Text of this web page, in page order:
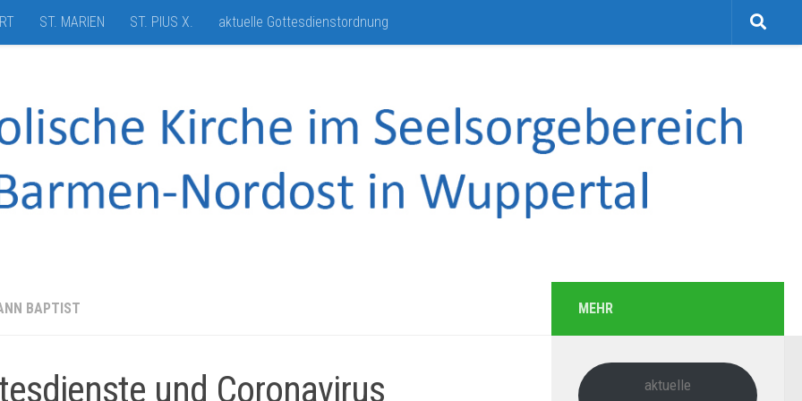
ST. MARIEN ST. PIUS X. aktuelle Gottesdienstordnung
BAPTIST
und Coronavirus
MEHR
aktuelle